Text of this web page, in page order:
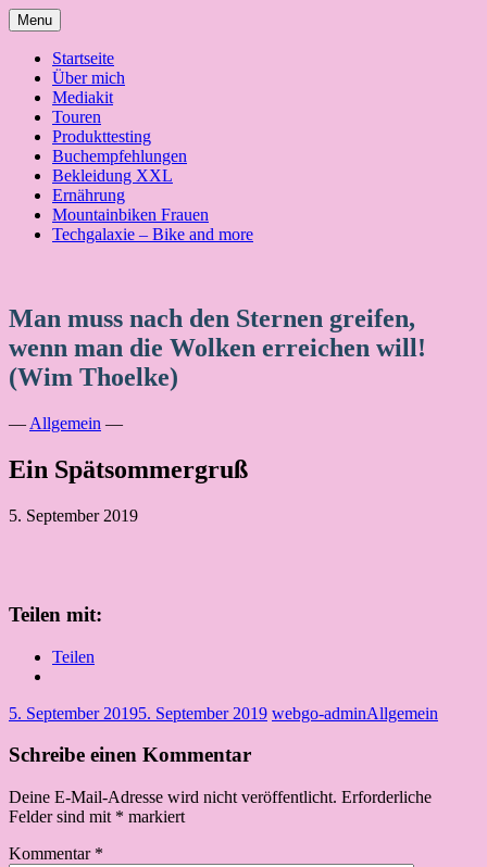
Skip
to
content
Menu
Startseite
Über mich
Mediakit
Touren
Produkttesting
Buchempfehlungen
Bekleidung XXL
Ernährung
Mountainbiken Frauen
Techgalaxie – Bike and more
Man muss nach den Sternen greifen,
wenn man die Wolken erreichen will!
(Wim Thoelke)
— Allgemein —
Ein Spätsommergruß
5. September 2019
Teilen mit:
Teilen
5. September 20195. September 2019 webgo-adminAllgemein
Schreibe einen Kommentar
Deine E-Mail-Adresse wird nicht veröffentlicht. Erforderliche
Felder sind mit * markiert
Kommentar *